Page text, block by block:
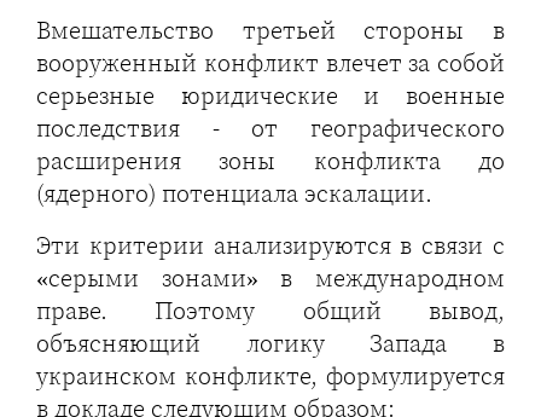
Вмешательство третьей стороны в
вооруженный конфликт влечет за собой
серьезные юридические и военные
последствия - от географического
расширения зоны конфликта до
(ядерного) потенциала эскалации.
Эти критерии анализируются в связи с
«серыми зонами» в международном
праве. Поэтому общий вывод,
объясняющий логику Запада в
украинском конфликте, формулируется
в докладе следующим образом: